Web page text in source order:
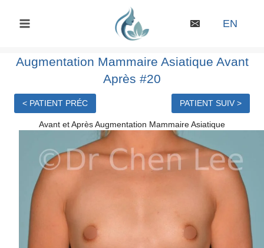
EN
Augmentation Mammaire Asiatique Avant
Après #20
< PATIENT PRÉC PATIENT SUIV >
Avant et Après Augmentation Mammaire Asiatique